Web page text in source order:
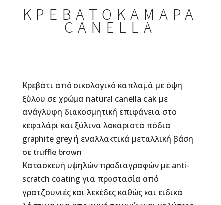
ΚΡΕΒΑΤΟΚΑΜΑΡΑ
CANELLA
Κρεβάτι από οικολογικό καπλαμά με όψη
ξύλου σε χρώμα natural canella oak με
ανάγλυφη διακοσμητική επιφάνεια στο
κεφαλάρι και ξύλινα λακαριστά πόδια
graphite grey ή εναλλακτικά μεταλλική βάση
σε truffle brown
Κατασκευή υψηλών προδιαγραφών με anti-
scratch coating για προστασία από
γρατζουνιές και λεκέδες καθώς και ειδικά